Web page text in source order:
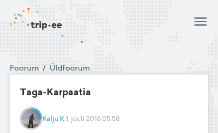
Foorum / Üldfoorum
Taga-Karpaatia
Kalju K.1. juuli 2016 05:58